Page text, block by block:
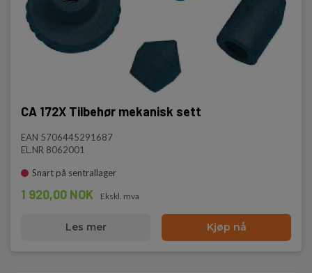
CA 172X Tilbehør mekanisk sett
EAN 5706445291687
EL.NR 8062001
Snart på sentrallager
1 920,00 NOK Ekskl. mva
Les mer Kjøp nå